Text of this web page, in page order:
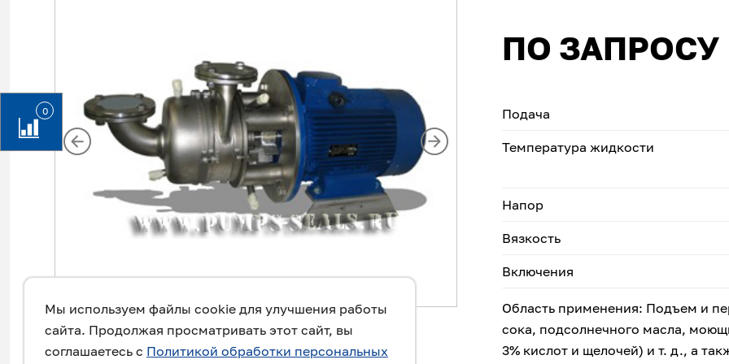
Мы используем файлы cookie для улучшения работы
сайта. Продолжая просматривать этот сайт, вы
соглашаетесь с Политикой обработки персональных
0
ПО ЗАПРОСУ
Подача
Температура жидкости
Напор
Вязкость
Включения
Область применения: Подъем и
сока, подсолнечного масла,
3% кислот и щелочей) и т. д., а